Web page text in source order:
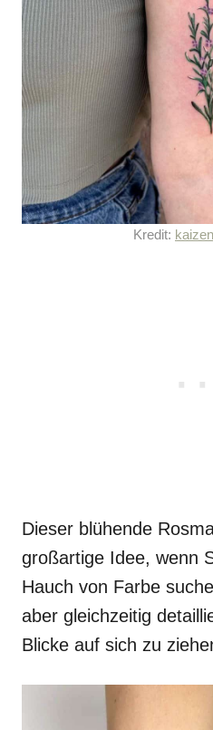
Kredit:
Dieser blühende
großartige Idee, wenn
Hauch von Farbe
aber gleichzeitig
Blicke auf sich zu